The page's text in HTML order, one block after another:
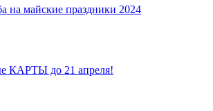
на майские праздники 2024
КАРТЫ до 21 апреля!